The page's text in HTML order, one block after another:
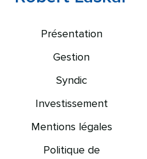
Présentation
Gestion
Syndic
Investissement
Mentions légales
Politique de